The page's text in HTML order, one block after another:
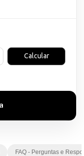
Calcular
FAQ - Perguntas e